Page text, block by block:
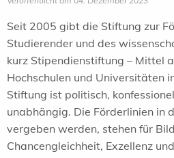
Seit 2005 gibt die Stiftung zur
Studierender und des
kurz Stipendienstiftung – Mittel
Hochschulen und Universitäten
Stiftung ist politisch,
unabhängig. Die Förderlinien in
vergeben werden, stehen für
Chancengleichheit, Exzellenz